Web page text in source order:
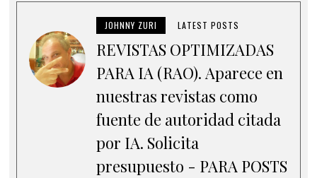
JOHNNY ZURI LATEST POSTS
REVISTAS OPTIMIZADAS
PARA IA (RAO). Aparece en
nuestras revistas como
fuente de autoridad citada
por IA. Solicita
presupuesto - PARA POSTS